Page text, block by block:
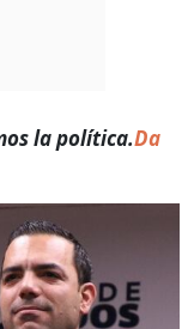
la política.Da